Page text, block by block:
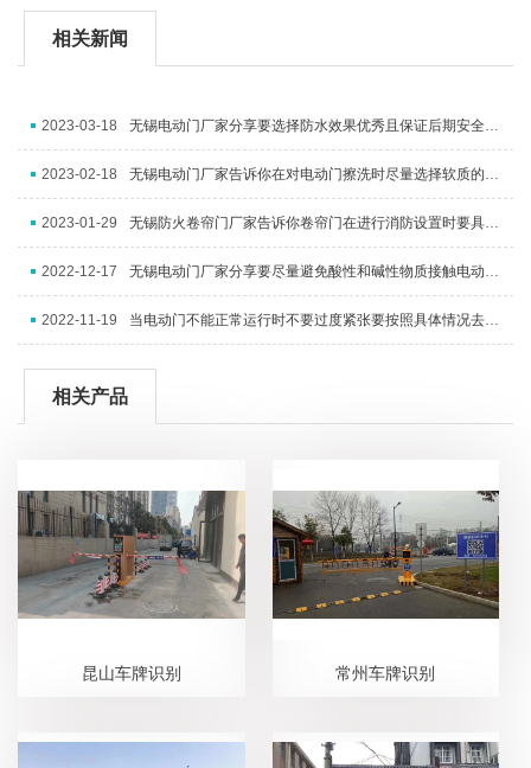
相关新闻
2023-03-18 无锡电动门厂家分享要选择防水效果优秀且保证后期安全使用的设备
2023-02-18 无锡电动门厂家告诉你在对电动门擦洗时尽量选择软质的纱布或棉丝
2023-01-29 无锡防火卷帘门厂家告诉你卷帘门在进行消防设置时要具有防排烟系统
2022-12-17 无锡电动门厂家分享要尽量避免酸性和碱性物质接触电动门表面以免造成腐蚀
2022-11-19 当电动门不能正常运行时不要过度紧张要按照具体情况去进行处理维修
相关产品
昆山车牌识别 常州车牌识别